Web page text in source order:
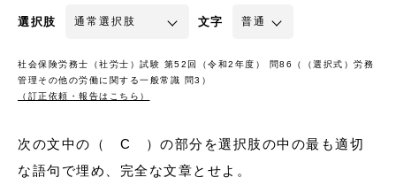
選択肢 文字
社会保険労務士（社労士）試験 第52回（令和2年度） 問86（（選択式）労務
管理その他の労働に関する一般常識 問3）
（訂正依頼・報告はこちら）
次の文中の（ C ）の部分を選択肢の中の最も適切
な語句で埋め、完全な文章とせよ。